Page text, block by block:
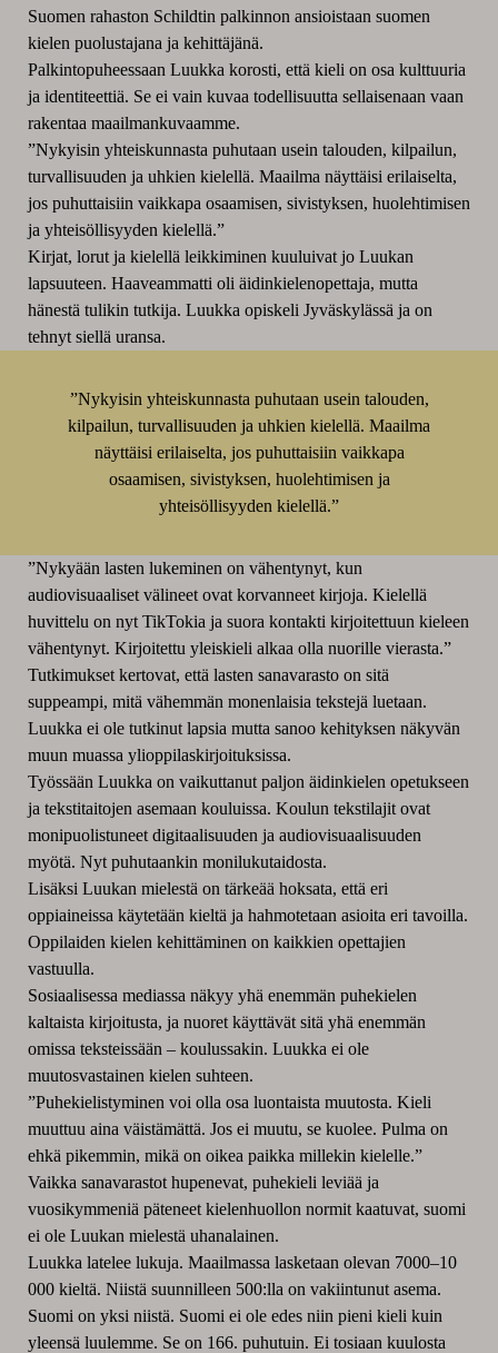
Suomen rahaston Schildtin palkinnon ansioistaan suomen
kielen puolustajana ja kehittäjänä.
Palkintopuheessaan Luukka korosti, että kieli on osa kulttuuria
ja identiteettiä. Se ei vain kuvaa todellisuutta sellaisenaan vaan
rakentaa maailmankuvaamme.
”Nykyisin yhteiskunnasta puhutaan usein talouden, kilpailun,
turvallisuuden ja uhkien kielellä. Maailma näyttäisi erilaiselta,
jos puhuttaisiin vaikkapa osaamisen, sivistyksen, huolehtimisen
ja yhteisöllisyyden kielellä.”
Kirjat, lorut ja kielellä leikkiminen kuuluivat jo Luukan
lapsuuteen. Haaveammatti oli äidinkielenopettaja, mutta
hänestä tulikin tutkija. Luukka opiskeli Jyväskylässä ja on
tehnyt siellä uransa.
”Nykyisin yhteiskunnasta puhutaan usein talouden,
kilpailun, turvallisuuden ja uhkien kielellä. Maailma
näyttäisi erilaiselta, jos puhuttaisiin vaikkapa
osaamisen, sivistyksen, huolehtimisen ja
yhteisöllisyyden kielellä.”
”Nykyään lasten lukeminen on vähentynyt, kun
audiovisuaaliset välineet ovat korvanneet kirjoja. Kielellä
huvittelu on nyt TikTokia ja suora kontakti kirjoitettuun kieleen
vähentynyt. Kirjoitettu yleiskieli alkaa olla nuorille vierasta.”
Tutkimukset kertovat, että lasten sanavarasto on sitä
suppeampi, mitä vähemmän monenlaisia tekstejä luetaan.
Luukka ei ole tutkinut lapsia mutta sanoo kehityksen näkyvän
muun muassa ylioppilaskirjoituksissa.
Työssään Luukka on vaikuttanut paljon äidinkielen opetukseen
ja tekstitaitojen asemaan kouluissa. Koulun tekstilajit ovat
monipuolistuneet digitaalisuuden ja audiovisuaalisuuden
myötä. Nyt puhutaankin monilukutaidosta.
Lisäksi Luukan mielestä on tärkeää hoksata, että eri
oppiaineissa käytetään kieltä ja hahmotetaan asioita eri tavoilla.
Oppilaiden kielen kehittäminen on kaikkien opettajien
vastuulla.
Sosiaalisessa mediassa näkyy yhä enemmän puhekielen
kaltaista kirjoitusta, ja nuoret käyttävät sitä yhä enemmän
omissa teksteissään – koulussakin. Luukka ei ole
muutosvastainen kielen suhteen.
”Puhekielistyminen voi olla osa luontaista muutosta. Kieli
muuttuu aina väistämättä. Jos ei muutu, se kuolee. Pulma on
ehkä pikemmin, mikä on oikea paikka millekin kielelle.”
Vaikka sanavarastot hupenevat, puhekieli leviää ja
vuosikymmeniä päteneet kielenhuollon normit kaatuvat, suomi
ei ole Luukan mielestä uhanalainen.
Luukka latelee lukuja. Maailmassa lasketaan olevan 7000–10
000 kieltä. Niistä suunnilleen 500:lla on vakiintunut asema.
Suomi on yksi niistä. Suomi ei ole edes niin pieni kieli kuin
yleensä luulemme. Se on 166. puhutuin. Ei tosiaan kuulosta